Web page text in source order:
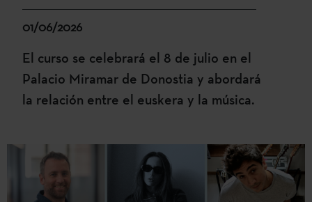
01/06/2026
El curso se celebrará el 8 de julio en el
Palacio Miramar de Donostia y abordará
la relación entre el euskera y la música.